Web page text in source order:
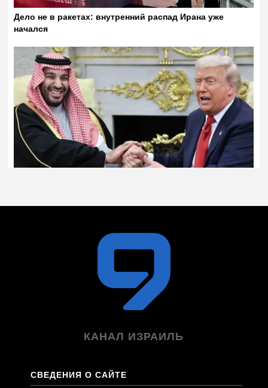
КАНАЛ ИЗРАИЛЬ
СВЕДЕНИЯ О САЙТЕ